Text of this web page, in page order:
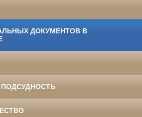
ДОКУМЕНТОВ В